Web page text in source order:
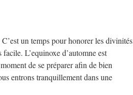
un temps pour honorer les divinités
L’equinoxe d’automne est
de se préparer afin de bien
entrons tranquillement dans une